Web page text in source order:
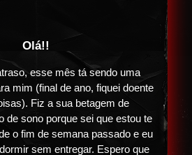
Olá!!
esse mês tá sendo uma
mim (final de ano, fiquei doente
Fiz a sua betagem de
de sono porque sei que estou te
o fim de semana passado e eu
sem entregar. Espero que